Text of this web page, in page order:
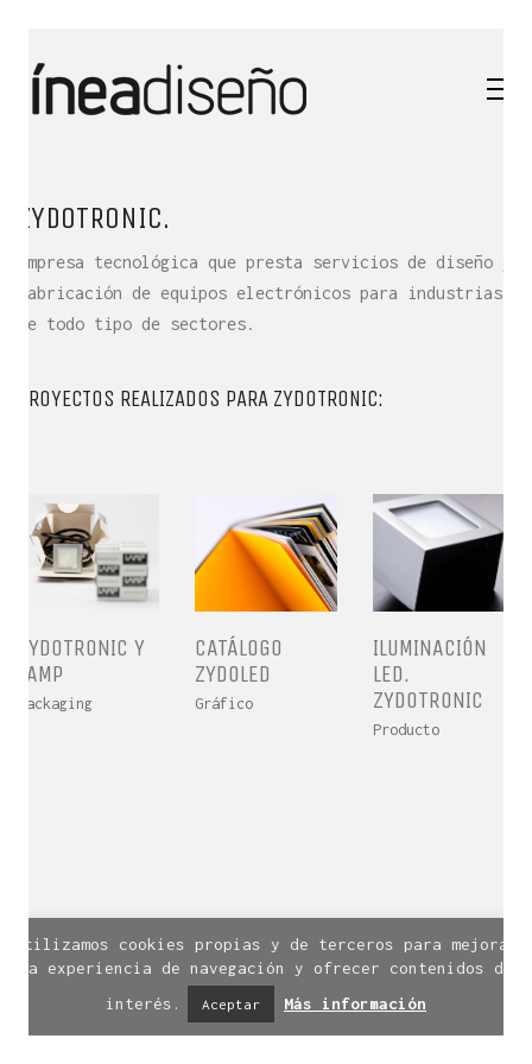
ZYDOTRONIC.
Empresa tecnológica que presta servicios de diseño y
fabricación de equipos electrónicos para industrias
de todo tipo de sectores.
PROYECTOS REALIZADOS PARA ZYDOTRONIC:
ZYDOTRONIC Y
LAMP
Packaging
CATÁLOGO
ZYDOLED
Gráfico
ILUMINACIÓN
LED.
ZYDOTRONIC
Producto
actividad se desarrolla en el ámbito
de la creatividad, la innovación, la tecnología y la
comunicación visual.
Con sede en Zaragoza dota de servicios de diseño a
la industria desde 1998.
¿Necesitas más información? Escríbenos a
linea@linea-online.eso llámanos al +34 976 20 40
© Línea Diseño | Calle Santa Cruz, 8. 1º. 50003
Zaragoza | Todos los derechos reservados.
Aviso legal|Política de privacidad
Política de cookies
Utilizamos cookies propias y de terceros para mejorar
la experiencia de navegación y ofrecer contenidos de
interés.
Aceptar Más información